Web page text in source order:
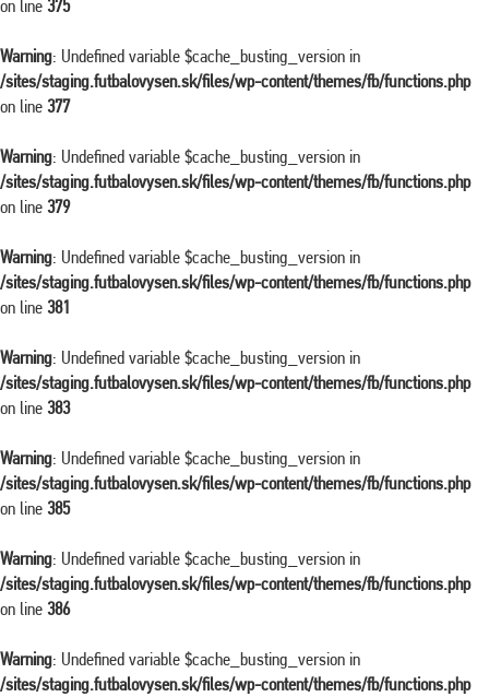
on line 375
Warning: Undefined variable $cache_busting_version in
/sites/staging.futbalovysen.sk/files/wp-content/themes/fb/functions.php
on line 377
Warning: Undefined variable $cache_busting_version in
/sites/staging.futbalovysen.sk/files/wp-content/themes/fb/functions.php
on line 379
Warning: Undefined variable $cache_busting_version in
/sites/staging.futbalovysen.sk/files/wp-content/themes/fb/functions.php
on line 381
Warning: Undefined variable $cache_busting_version in
/sites/staging.futbalovysen.sk/files/wp-content/themes/fb/functions.php
on line 383
Warning: Undefined variable $cache_busting_version in
/sites/staging.futbalovysen.sk/files/wp-content/themes/fb/functions.php
on line 385
Warning: Undefined variable $cache_busting_version in
/sites/staging.futbalovysen.sk/files/wp-content/themes/fb/functions.php
on line 386
Warning: Undefined variable $cache_busting_version in
/sites/staging.futbalovysen.sk/files/wp-content/themes/fb/functions.php